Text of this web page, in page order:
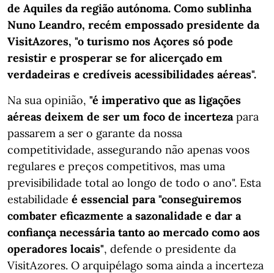
de Aquiles da região autónoma. Como sublinha
Nuno Leandro, recém empossado presidente da
VisitAzores, "o turismo nos Açores só pode
resistir e prosperar se for alicerçado em
verdadeiras e credíveis acessibilidades aéreas".
Na sua opinião, "é imperativo que as ligações
aéreas deixem de ser um foco de incerteza para
passarem a ser o garante da nossa
competitividade, assegurando não apenas voos
regulares e preços competitivos, mas uma
previsibilidade total ao longo de todo o ano". Esta
estabilidade é essencial para "conseguiremos
combater eficazmente a sazonalidade e dar a
confiança necessária tanto ao mercado como aos
operadores locais", defende o presidente da
VisitAzores. O arquipélago soma ainda a incerteza